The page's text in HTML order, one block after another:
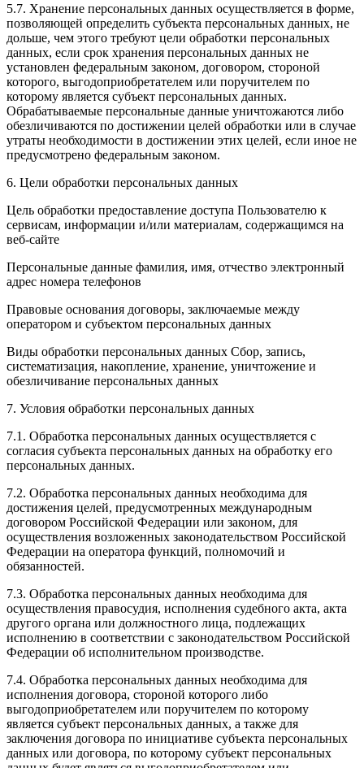
5.7. Хранение персональных данных осуществляется в форме,
позволяющей определить субъекта персональных данных, не
дольше, чем этого требуют цели обработки персональных
данных, если срок хранения персональных данных не
установлен федеральным законом, договором, стороной
которого, выгодоприобретателем или поручителем по
которому является субъект персональных данных.
Обрабатываемые персональные данные уничтожаются либо
обезличиваются по достижении целей обработки или в случае
утраты необходимости в достижении этих целей, если иное не
предусмотрено федеральным законом.
6. Цели обработки персональных данных
Цель обработки предоставление доступа Пользователю к
сервисам, информации и/или материалам, содержащимся на
веб-сайте
Персональные данные фамилия, имя, отчество электронный
адрес номера телефонов
Правовые основания договоры, заключаемые между
оператором и субъектом персональных данных
Виды обработки персональных данных Сбор, запись,
систематизация, накопление, хранение, уничтожение и
обезличивание персональных данных
7. Условия обработки персональных данных
7.1. Обработка персональных данных осуществляется с
согласия субъекта персональных данных на обработку его
персональных данных.
7.2. Обработка персональных данных необходима для
достижения целей, предусмотренных международным
договором Российской Федерации или законом, для
осуществления возложенных законодательством Российской
Федерации на оператора функций, полномочий и
обязанностей.
7.3. Обработка персональных данных необходима для
осуществления правосудия, исполнения судебного акта, акта
другого органа или должностного лица, подлежащих
исполнению в соответствии с законодательством Российской
Федерации об исполнительном производстве.
7.4. Обработка персональных данных необходима для
исполнения договора, стороной которого либо
выгодоприобретателем или поручителем по которому
является субъект персональных данных, а также для
заключения договора по инициативе субъекта персональных
данных или договора, по которому субъект персональных